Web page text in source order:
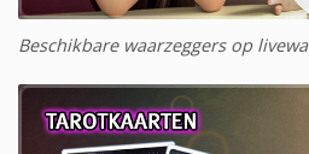
Beschikbare waarzeggers op